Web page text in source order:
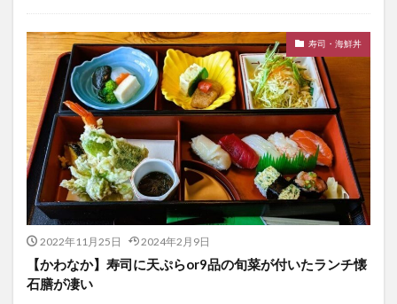
寿司・海鮮丼
2022年11月25日 2024年2月9日
【かわなか】寿司に天ぷらor9品の旬菜が付いたランチ懐
石膳が凄い